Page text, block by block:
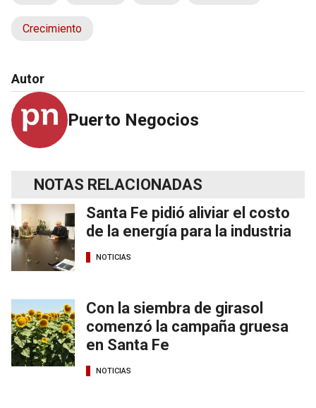
Crecimiento
Autor
Puerto Negocios
NOTAS RELACIONADAS
Santa Fe pidió aliviar el costo
de la energía para la industria
NOTICIAS
Con la siembra de girasol
comenzó la campaña gruesa
en Santa Fe
NOTICIAS